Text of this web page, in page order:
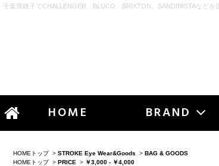
千葉県銚子でCHALLENGER、BLUCO、BRIXTON、SANDINISTAなど
HOME BRAND
HOMEトップ> STROKE Eye Wear&Goods > BAG & GOODS
HOMEトップ > PRICE > ￥3,000 - ￥4,000